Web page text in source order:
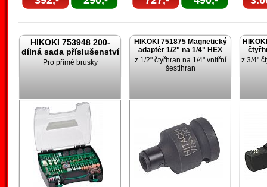
HIKOKI 753948 200-
dílná sada příslušenství
Pro přímé brusky
HIKOKI 751875 Magnetický
adaptér 1/2" na 1/4" HEX
z 1/2" čtyřhran na 1/4" vnitřní
šestihran
z 3/4"